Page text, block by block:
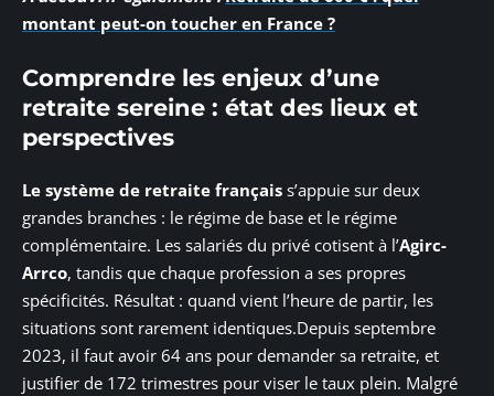
montant peut-on toucher en France ?
Comprendre les enjeux d’une
retraite sereine : état des lieux et
perspectives
Le système de retraite français s’appuie sur deux
grandes branches : le régime de base et le régime
complémentaire. Les salariés du privé cotisent à l’Agirc-
Arrco, tandis que chaque profession a ses propres
spécificités. Résultat : quand vient l’heure de partir, les
situations sont rarement identiques.Depuis septembre
2023, il faut avoir 64 ans pour demander sa retraite, et
justifier de 172 trimestres pour viser le taux plein. Malgré